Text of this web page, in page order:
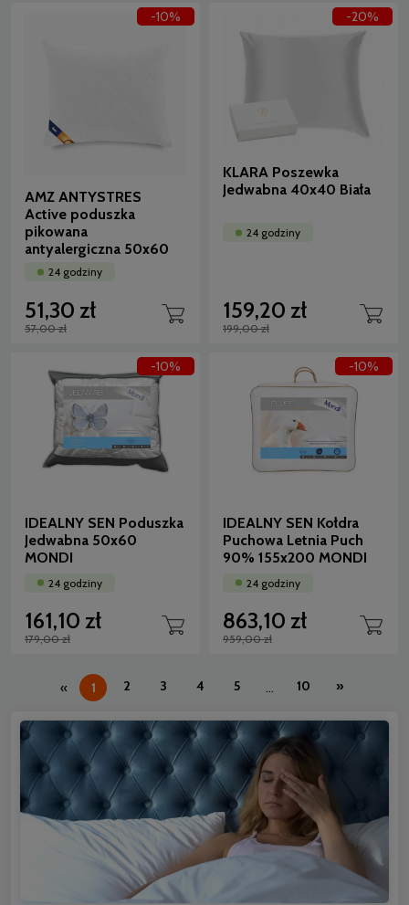
AMZ ANTYSTRES
Active poduszka
pikowana
antyalergiczna 50x60
24 godziny
51,30 zł
57,00 zł
-10%
KLARA Poszewka
Jedwabna 40x40 Biała
24 godziny
159,20 zł
199,00 zł
-20%
IDEALNY SEN Poduszka
Jedwabna 50x60
MONDI
24 godziny
161,10 zł
179,00 zł
-10%
IDEALNY SEN Kołdra
Puchowa Letnia Puch
90% 155x200 MONDI
24 godziny
863,10 zł
959,00 zł
-10%
« 1 2 3 4 5 ... 10 »